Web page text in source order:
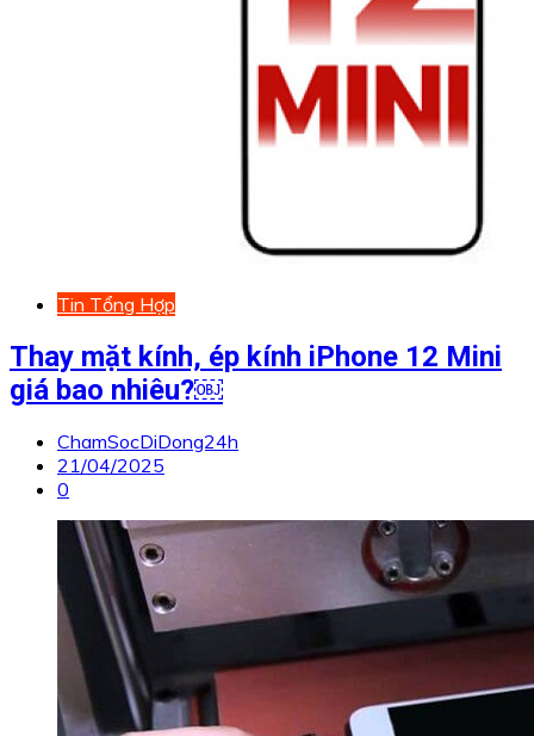
Tin Tổng Hợp
Thay mặt kính, ép kính iPhone 12 Mini
giá bao nhiêu?￼
ChamSocDiDong24h
21/04/2025
0